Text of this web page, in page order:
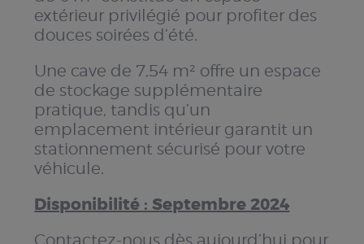
extérieur privilégié pour profiter des
douces soirées d’été.
Une cave de 7,54 m² offre un espace
de stockage supplémentaire
pratique, tandis qu’un
emplacement intérieur garantit un
stationnement sécurisé pour votre
véhicule.
Disponibilité : Septembre 2024